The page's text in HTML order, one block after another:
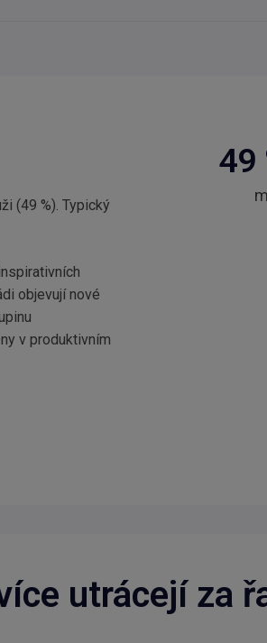
(49 %). Typický
objevují nové
v produktivním
49
utrácejí za